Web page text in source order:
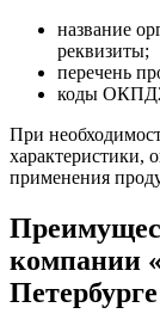
название
реквизиты;
перечень
коды
При
характеристики,
применения
компании
Петербурге